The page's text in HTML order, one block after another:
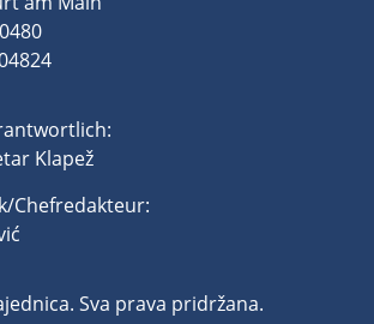
Klapež
Chefredakteur:
Sva prava pridržana.